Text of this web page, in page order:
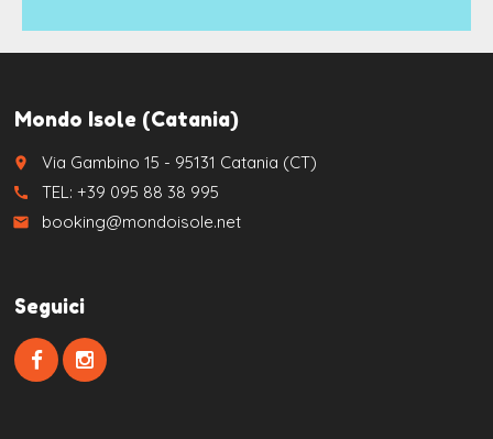
Mondo Isole (Catania)
place Via Gambino 15 - 95131 Catania (CT)
call TEL: +39 095 88 38 995
email booking@mondoisole.net
Seguici